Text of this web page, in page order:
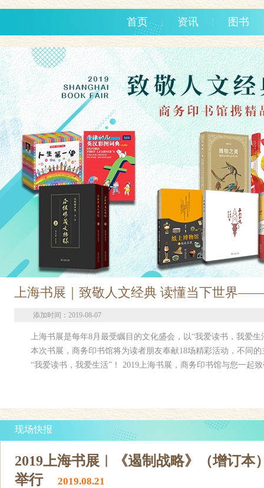
首页 资讯 图书
上海书展｜致敬人文经典 读懂当下世界
添加时间：2019-08-07
上海书展是每年8月最受瞩目的文化盛会，以“我爱读书，我爱生
本次书展，商务印书馆将为读者朋友奉献18场精彩活动，不同的
“我爱读书，我爱生活”！ 2019上海书展，商务印书馆与您一起
现场快报
2019上海书展︱《遏制战略》（增订本
举行
2019.08.21